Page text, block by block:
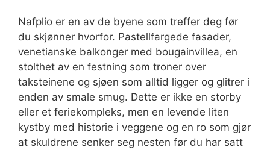
Nafplio er en av de byene som treffer deg før
du skjønner hvorfor. Pastellfargede fasader,
venetianske balkonger med bougainvillea, en
stolthet av en festning som troner over
taksteinene og sjøen som alltid ligger og glitrer i
enden av smale smug. Dette er ikke en storby
eller et feriekompleks, men en levende liten
kystby med historie i veggene og en ro som gjør
at skuldrene senker seg nesten før du har satt